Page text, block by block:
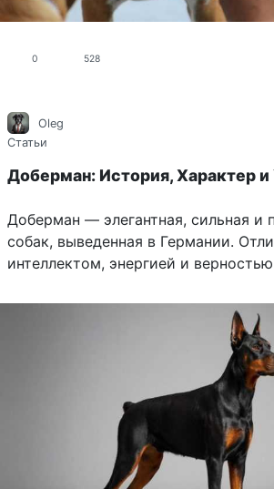
0 528
Oleg
Статьи
Доберман: История, Характер и
Доберман — элегантная, сильная и
собак, выведенная в Германии.
интеллектом, энергией и